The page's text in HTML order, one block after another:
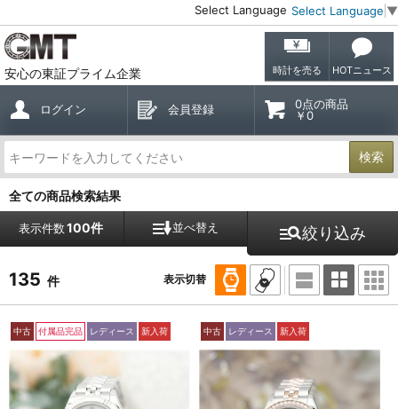
Select Language Select Language ▼
安心の東証プライム企業 時計を売る HOTニュース
ログイン 会員登録
0点の商品
￥0
検索
全ての商品検索結果
表示件数100件 並べ替え 絞り込み
135 件 表示切替
中古 付属品完品 レディース 新入荷 中古 レディース 新入荷